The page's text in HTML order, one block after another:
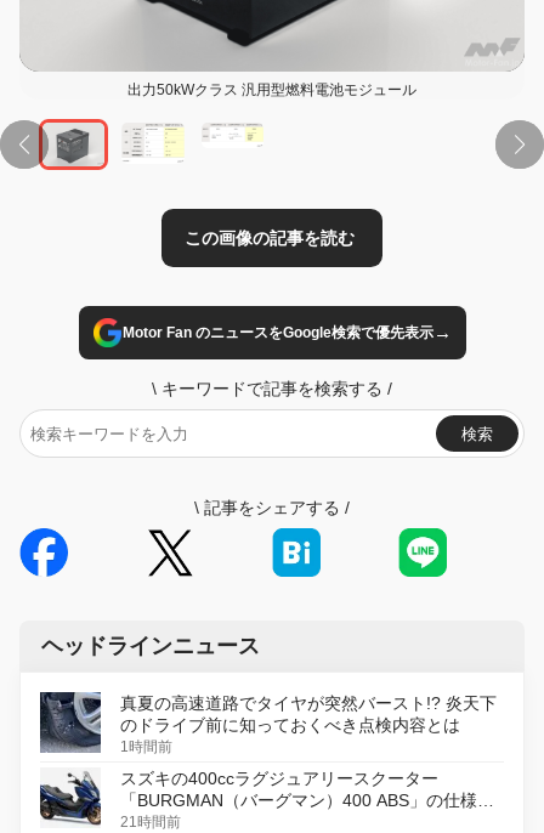
出力50kWクラス 汎用型燃料電池モジュール
この画像の記事を読む
Motor Fan のニュースをGoogle検索で優先表示→
\ キーワードで記事を検索する /
検索
\ 記事をシェアする /
ヘッドラインニュース
真夏の高速道路でタイヤが突然バースト!? 炎天下
のドライブ前に知っておくべき点検内容とは
1時間前
スズキの400ccラグジュアリースクーター
「BURGMAN（バーグマン）400 ABS」の仕様を
変更し、8月18日に発売
21時間前